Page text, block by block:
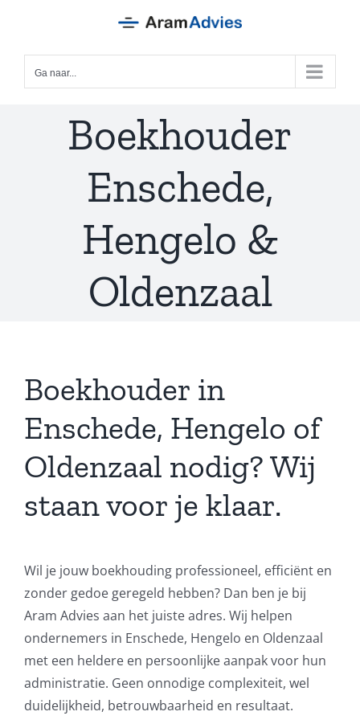
inhoud
Ga naar...
Boekhouder
Enschede,
Hengelo &
Oldenzaal
Boekhouder in
Enschede, Hengelo of
Oldenzaal nodig? Wij
staan voor je klaar.
Wil je jouw boekhouding professioneel, efficiënt en
zonder gedoe geregeld hebben? Dan ben je bij
Aram Advies aan het juiste adres. Wij helpen
ondernemers in Enschede, Hengelo en Oldenzaal
met een heldere en persoonlijke aanpak voor hun
administratie. Geen onnodige complexiteit, wel
duidelijkheid, betrouwbaarheid en resultaat.